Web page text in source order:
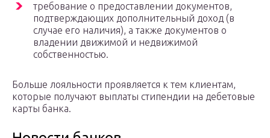
требование о предоставлении документов,
подтверждающих дополнительный доход (в
случае его наличия), а также документов о
владении движимой и недвижимой
собственностью.
Больше лояльности проявляется к тем клиентам,
которые получают выплаты стипендии на дебетовые
карты банка.